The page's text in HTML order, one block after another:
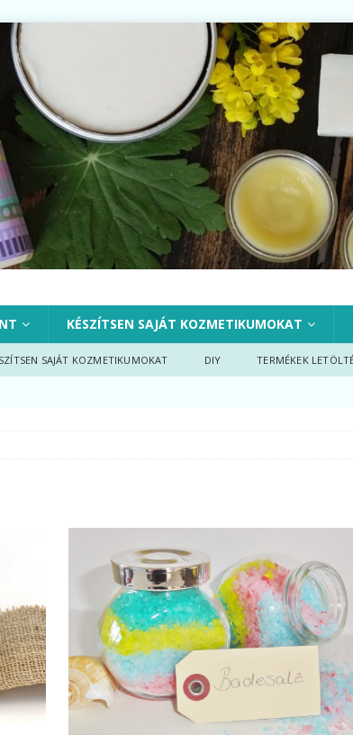
KÉSZÍTSEN SAJÁT KOZMETIKUMOKAT
SAJÁT KOZMETIKUMOKAT DIY TERMÉKEK